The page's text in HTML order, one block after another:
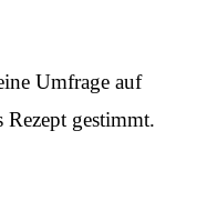
Umfrage auf
gestimmt.